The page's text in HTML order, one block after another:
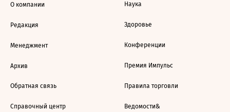
О компании
Редакция
Менеджмент
Архив
Обратная связь
Справочный центр
Наука
Здоровье
Конференции
Премия Импульс
Правила торговли
Ведомости&